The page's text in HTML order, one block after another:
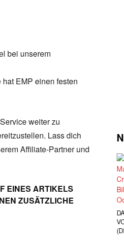
bei unserem
EMP einen festen
weiter zu
Lass dich
Affiliate-Partner und
EINES ARTIKELS
ZUSÄTZLICHE